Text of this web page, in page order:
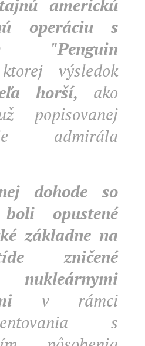
tajnú americkú
operáciu s
"Penguin
ktorej výsledok
horší, ako
popisovanej
admirála
dohode so
boli opustené
základne na
zničené
nukleárnymi
v rámci
s